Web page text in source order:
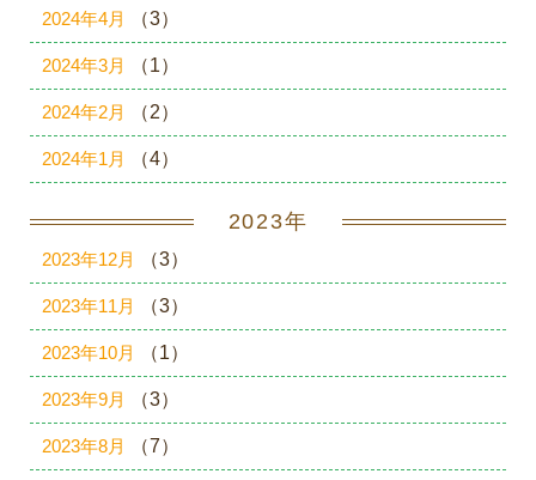
2024年4月 （3）
2024年3月 （1）
2024年2月 （2）
2024年1月 （4）
2023年
2023年12月 （3）
2023年11月 （3）
2023年10月 （1）
2023年9月 （3）
2023年8月 （7）